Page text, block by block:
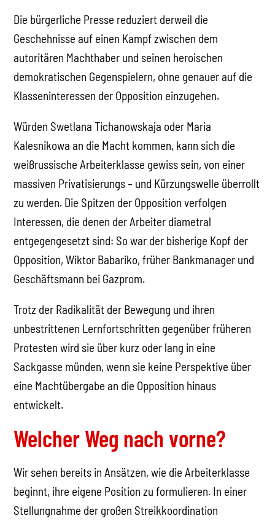
Die bürgerliche Presse reduziert derweil die
Geschehnisse auf einen Kampf zwischen dem
autoritären Machthaber und seinen heroischen
demokratischen Gegenspielern, ohne genauer auf die
Klasseninteressen der Opposition einzugehen.
Würden Swetlana Tichanowskaja oder Maria
Kalesnikowa an die Macht kommen, kann sich die
weißrussische Arbeiterklasse gewiss sein, von einer
massiven Privatisierungs – und Kürzungswelle überrollt
zu werden. Die Spitzen der Opposition verfolgen
Interessen, die denen der Arbeiter diametral
entgegengesetzt sind: So war der bisherige Kopf der
Opposition, Wiktor Babariko, früher Bankmanager und
Geschäftsmann bei Gazprom.
Trotz der Radikalität der Bewegung und ihren
unbestrittenen Lernfortschritten gegenüber früheren
Protesten wird sie über kurz oder lang in eine
Sackgasse münden, wenn sie keine Perspektive über
eine Machtübergabe an die Opposition hinaus
entwickelt.
Welcher Weg nach vorne?
Wir sehen bereits in Ansätzen, wie die Arbeiterklasse
beginnt, ihre eigene Position zu formulieren. In einer
Stellungnahme der großen Streikkoordination